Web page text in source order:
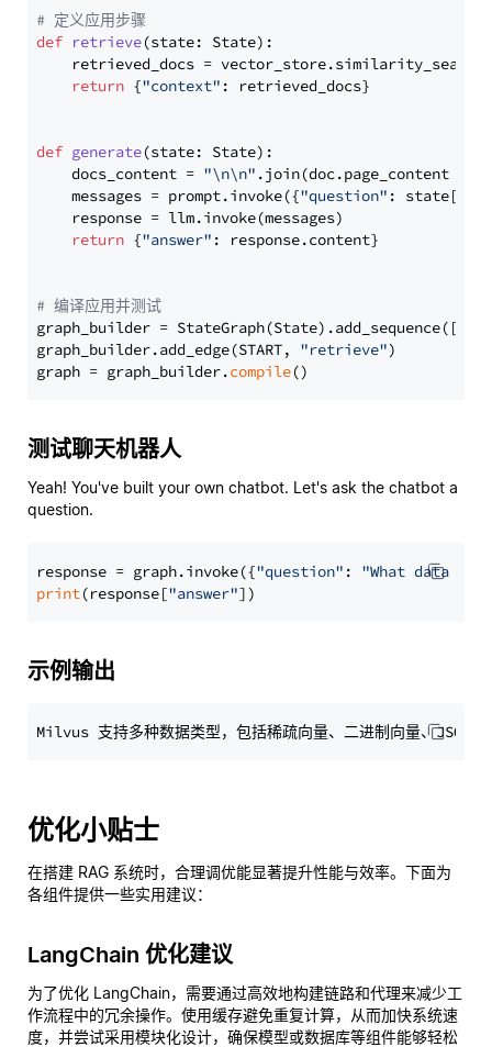
# 定义应用步骤
def retrieve(state: State):
retrieved_docs =
return {"context" : retrieved_docs}
def generate(state: State):
    docs_content =
"\n\n" .join(doc.page_content
    messages = prompt.invoke({
"question" : state[
    response = llm.invoke(messages)
return {"answer" : response.content}
# 编译应用并测试
graph_builder =
graph_builder.add_edge(START, "retrieve")
graph = graph_builder.compile
测试聊天机器人
Yeah! You've built your own chatbot. Let's ask the chatbot a
question.
response = graph.invoke({"question" : "What data
print(response["answer"
示例输出
优化小贴士
在搭建 RAG 系统时，合理调优能显著提升性能与效率。下面为
各组件提供一些实用建议：
LangChain 优化建议
为了优化 LangChain，需要通过高效地构建链路和代理来减少工
作流程中的冗余操作。使用缓存避免重复计算，从而加快系统速
度，并尝试采用模块化设计，确保模型或数据库等组件能够轻松